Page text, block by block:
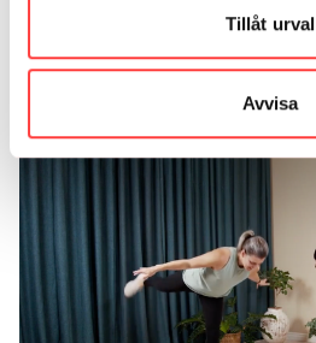
Tillåt urval
Avvisa
LIVE 7/9-23. Svettigt helkroppspass